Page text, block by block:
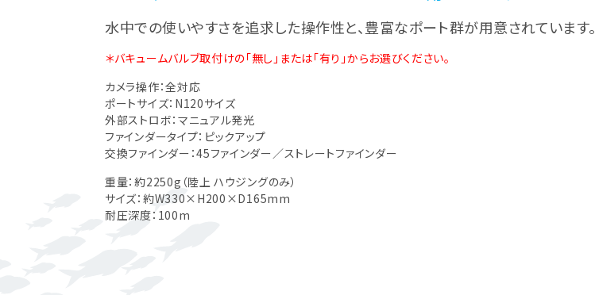
水中での使いやすさを追求した操作性と、豊富なポート群が用意されています。
＊バキュームバルブ取付けの「無し」または「有り」からお選びください。
カメラ操作：全対応
ポートサイズ：N120サイズ
外部ストロボ：マニュアル発光
ファインダータイプ：ピックアップ
交換ファインダー：45ファインダー／ストレートファインダー
重量：約2250g（陸上 ハウジングのみ）
サイズ：約W330×H200×D165mm
耐圧深度：100m